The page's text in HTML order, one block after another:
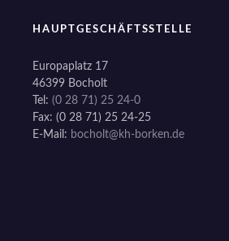
HAUPTGESCHÄFTSSTELLE
Europaplatz 17
46399 Bocholt
Tel: (0 28 71) 25 24-0
Fax: (0 28 71) 25 24-25
E-Mail: bocholt@kh-borken.de